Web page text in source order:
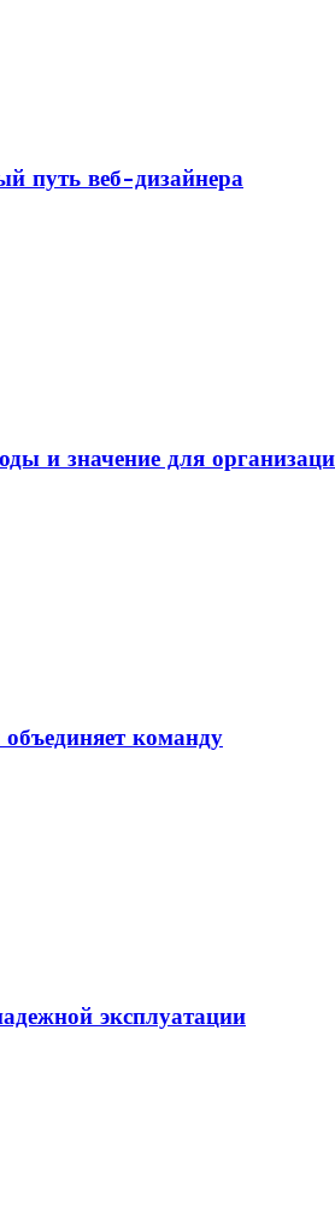
путь веб-дизайнера
и значение для
команду
эксплуатации